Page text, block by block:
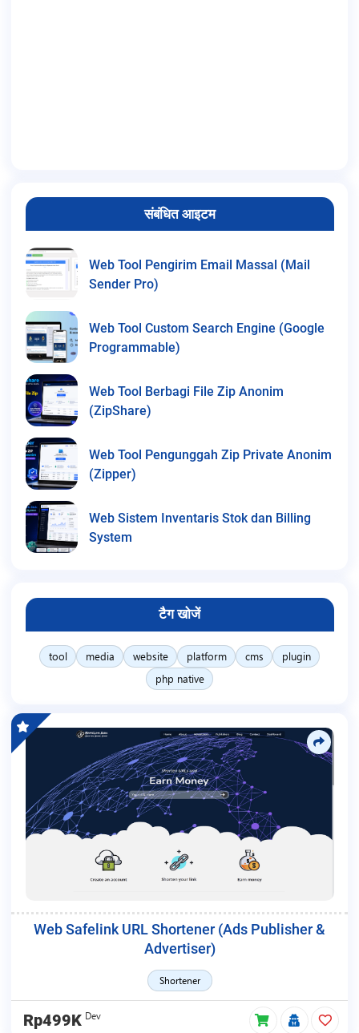
संबंधित आइटम
Web Tool Pengirim Email Massal (Mail
Sender Pro)
Web Tool Custom Search Engine (Google
Programmable)
Web Tool Berbagi File Zip Anonim
(ZipShare)
Web Tool Pengunggah Zip Private Anonim
(Zipper)
Web Sistem Inventaris Stok dan Billing
System
टैग खोजें
tool media website platform cms
plugin
php native
Web Safelink URL Shortener (Ads Publisher &
Advertiser)
Shortener
Rp499K Dev